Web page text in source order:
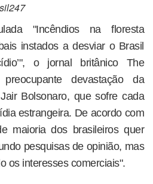
"Incêndios na floresta
instados a desviar o Brasil
o jornal britânico The
devastação da
Bolsonaro, que sofre cada
estrangeira. De acordo com
maioria dos brasileiros quer
pesquisas de opinião, mas
os interesses comerciais".